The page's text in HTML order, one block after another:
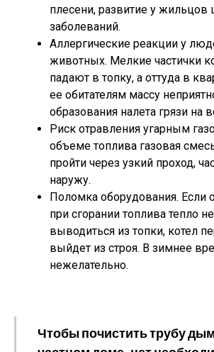
плесени, развитие у жильцов
заболеваний.
Аллергические реакции у
животных. Мелкие частички
падают в топку, а оттуда в
ее обитателям массу
образования налета грязи на
Риск отравления угарным
объеме топлива газовая
пройти через узкий проход,
наружу.
Поломка оборудования. Если
при сгорании топлива тепло
выводиться из топки, котел
выйдет из строя. В зимнее
нежелательно.
Чтобы почистить трубу